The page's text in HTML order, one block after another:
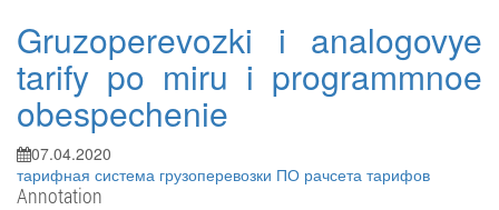
Gruzoperevozki i analogovye
tarify po miru i programmnoe
obespechenie
07.04.2020
тарифная система грузоперевозки ПО рачсета тарифов
Annotation